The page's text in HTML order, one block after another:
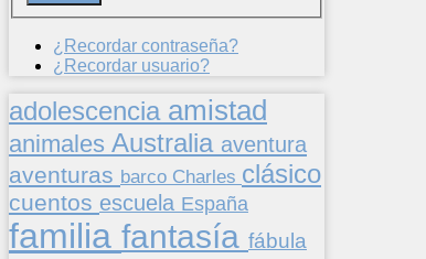
¿Recordar contraseña?
¿Recordar usuario?
adolescencia amistad
animales Australia aventura
aventuras barco Charles clásico
cuentos escuela España
familia fantasía fábula